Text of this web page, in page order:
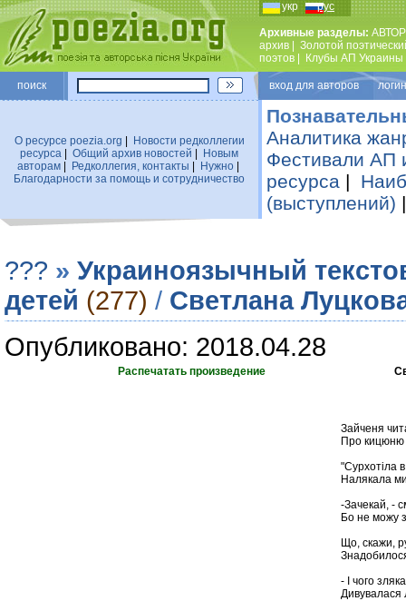
укр рус
Архивные разделы:
архив
Золотой
поэтов
Клубы АП Украины
поиск вход для авторов
О ресурсе poezia.org
Новости редколлегии
ресурса
Общий архив новостей
Новым
авторам| Редколлегия, контакты Нужно|
Благодарности за помощь и сотрудничество
Аналитика
Фестивали АП
ресурса |
(выступлений)
??? » Украиноязычный
детей (277) / Светлана
Опубликовано: 2018.04.28
Распечатать произведение
Зайченя
Про кицюню
"Сурхотіла
Налякала
-Зачекай, -
Бо не можу
Що, скажи,
- І чого
Дивувалася